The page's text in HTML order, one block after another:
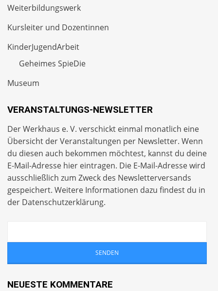
Weiterbildungswerk
Kursleiter und Dozentinnen
KinderJugendArbeit
Geheimes SpieDie
Museum
VERANSTALTUNGS-NEWSLETTER
Der Werkhaus e. V. verschickt einmal monatlich eine
Übersicht der Veranstaltungen per Newsletter. Wenn
du diesen auch bekommen möchtest, kannst du deine
E-Mail-Adresse hier eintragen. Die E-Mail-Adresse wird
ausschließlich zum Zweck des Newsletterversands
gespeichert. Weitere Informationen dazu findest du in
der Datenschutzerklärung.
NEUESTE KOMMENTARE